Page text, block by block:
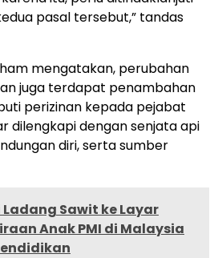
pasal tersebut,” tandas
mengatakan, perubahan
juga terdapat penambahan
perizinan kepada pejabat
dilengkapi dengan senjata api
diri, serta sumber
Ladang Sawit ke Layar
Anak PMI di Malaysia